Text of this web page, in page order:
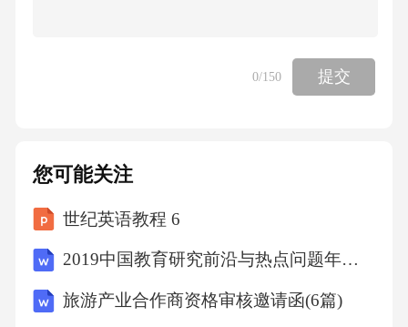
设计采用智能控制系统，实现按需照明和定时
开关，进一步节约能源。控制系统05项目管理
点难点及解决方案等，确保施工人员理解设计
意图。项目管理人员、施工人员、监理等，确
保信息准确传达。现场交底、书面交底、会议
容被准确理解和执行，避免施工过程中的误解
0/150 提交
您可能关注
世纪英语教程 6
2019中国教育研究前沿与热点问题年度报告
旅游产业合作商资格审核邀请函(6篇)